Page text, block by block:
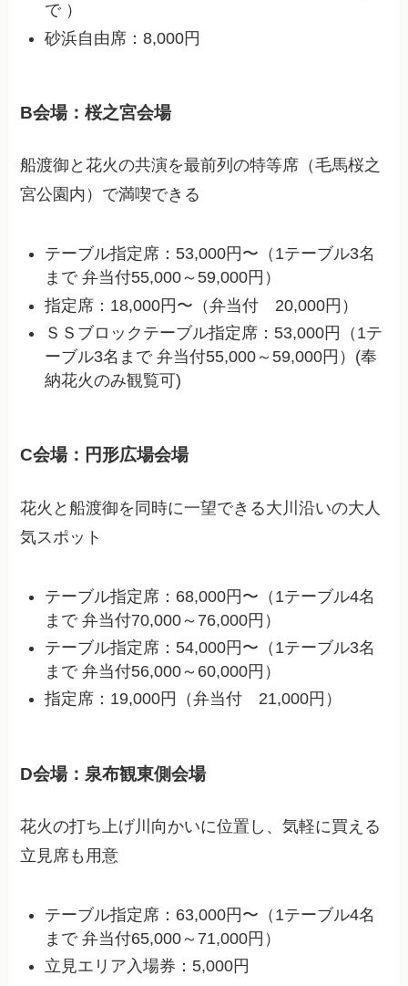
で ）
砂浜自由席：8,000円
B会場：桜之宮会場
船渡御と花火の共演を最前列の特等席（毛馬桜之
宮公園内）で満喫できる
テーブル指定席：53,000円〜（1テーブル3名
まで 弁当付55,000～59,000円）
指定席：18,000円〜（弁当付 20,000円）
ＳＳブロックテーブル指定席：53,000円（1テ
ーブル3名まで 弁当付55,000～59,000円）(奉
納花火のみ観覧可)
C会場：円形広場会場
花火と船渡御を同時に一望できる大川沿いの大人
気スポット
テーブル指定席：68,000円〜（1テーブル4名
まで 弁当付70,000～76,000円）
テーブル指定席：54,000円〜（1テーブル3名
まで 弁当付56,000～60,000円）
指定席：19,000円（弁当付 21,000円）
D会場：泉布観東側会場
花火の打ち上げ川向かいに位置し、気軽に買える
立見席も用意
テーブル指定席：63,000円〜（1テーブル4名
まで 弁当付65,000～71,000円）
立見エリア入場券：5,000円